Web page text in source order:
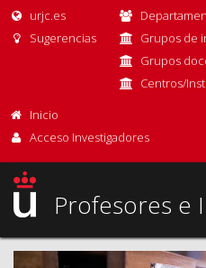
urjc.es
Sugerencias
Grupos de
Grupos
Centros/
Inicio
Acceso Investigadores
Profesores e